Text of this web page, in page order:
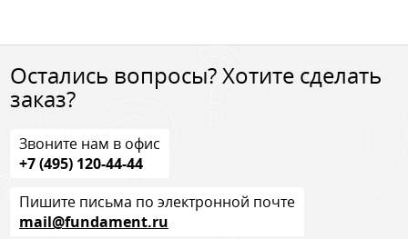
Остались вопросы? Хотите сделать
заказ?
Звоните нам в офис
+7 (495) 120-44-44
Пишите письма по электронной почте
mail@fundament.ru